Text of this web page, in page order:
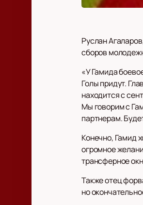
Руслан
сборов
«У Гамида
Голы придут.
находится с
Мы говорим с
партнерам.
Конечно, Гамид
огромное
трансферное
Также отец
но